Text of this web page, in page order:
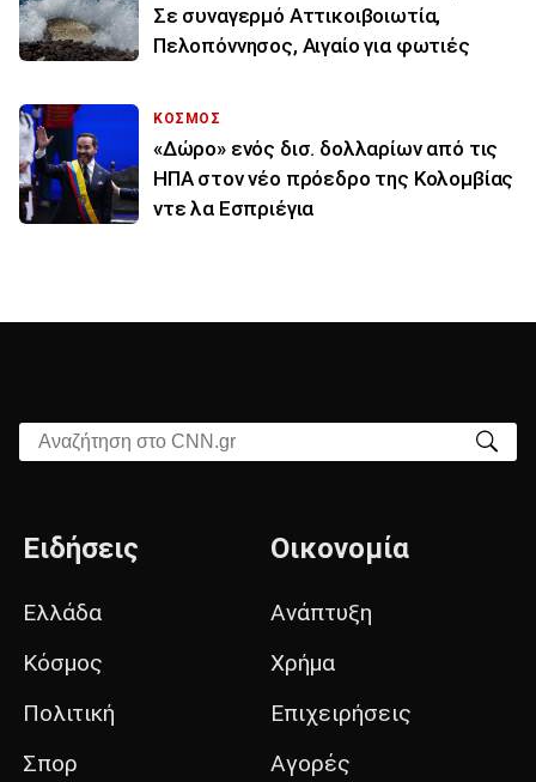
Σε συναγερμό Αττικοιβοιωτία,
Πελοπόννησος, Αιγαίο για φωτιές
ΚΟΣΜΟΣ
«Δώρο» ενός δισ. δολλαρίων από τις
ΗΠΑ στον νέο πρόεδρο της Κολομβίας
ντε λα Εσπριέγια
Αναζήτηση στο CNN.gr
Ειδήσεις
Ελλάδα
Κόσμος
Πολιτική
Σπορ
Οικονομία
Ανάπτυξη
Χρήμα
Επιχειρήσεις
Αγορές